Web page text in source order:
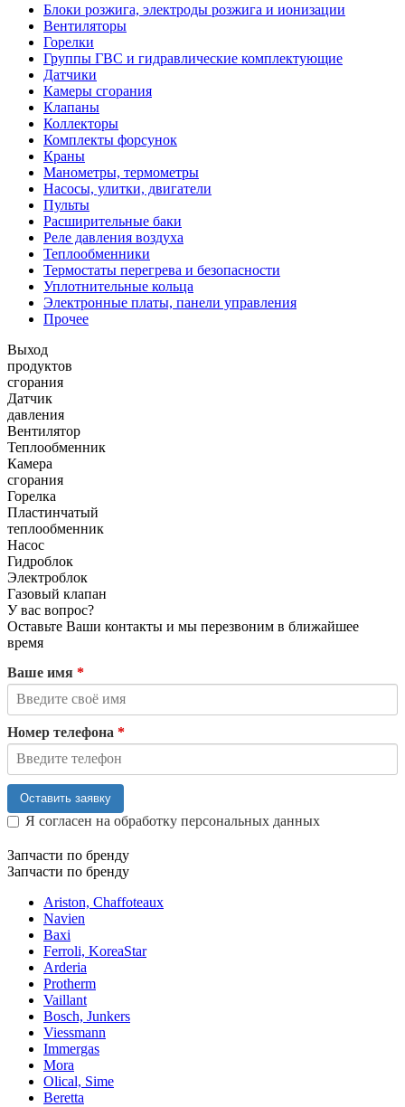
Блоки розжига, электроды розжига и ионизации
Вентиляторы
Горелки
Группы ГВС и гидравлические комплектующие
Датчики
Камеры сгорания
Клапаны
Коллекторы
Комплекты форсунок
Краны
Манометры, термометры
Насосы, улитки, двигатели
Пульты
Расширительные баки
Реле давления воздуха
Теплообменники
Термостаты перегрева и безопасности
Уплотнительные кольца
Электронные платы, панели управления
Прочее
Выход
продуктов
сгорания
Датчик
давления
Вентилятор
Теплообменник
Камера
сгорания
Горелка
Пластинчатый
теплообменник
Насос
Гидроблок
Электроблок
Газовый клапан
У вас вопрос?
Оставьте Ваши контакты и мы перезвоним в ближайшее
время
Ваше имя *
Номер телефона *
Оставить заявку
Я согласен на обработку персональных данных
Запчасти по бренду
Запчасти по бренду
Ariston, Chaffoteaux
Navien
Baxi
Ferroli, KoreaStar
Arderia
Protherm
Vaillant
Bosch, Junkers
Viessmann
Immergas
Mora
Olical, Sime
Beretta